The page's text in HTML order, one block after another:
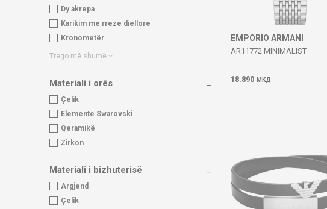
Dy akrepa
Karikim me rreze diellore
Kronometër
Trego më shumë
Materiali i orës
Çelik
Elemente Swarovski
Qeramikë
Zirkon
Materiali i bizhuterisë
Argjend
Çelik
EMPORIO ARMANI
AR11772 MINIMALIST
18.890 МКД